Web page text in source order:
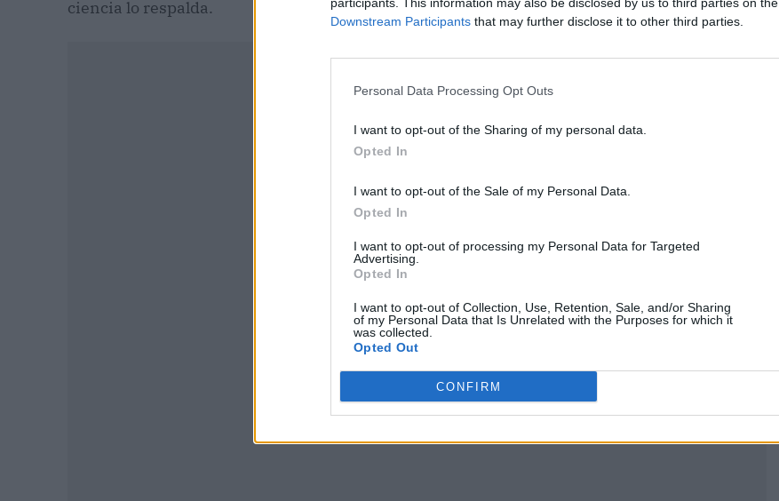
Downstream Participants that may further disclose it to other third parties.
Personal Data Processing Opt Outs
I want to opt-out of the Sharing of my personal data.
Opted In
I want to opt-out of the Sale of my Personal Data.
Opted In
I want to opt-out of processing my Personal Data for Targeted
Advertising.
Opted In
I want to opt-out of Collection, Use, Retention, Sale, and/or Sharing
of my Personal Data that Is Unrelated with the Purposes for which it
was collected.
Opted Out
CONFIRM
ciencia lo respalda.
Publicidad